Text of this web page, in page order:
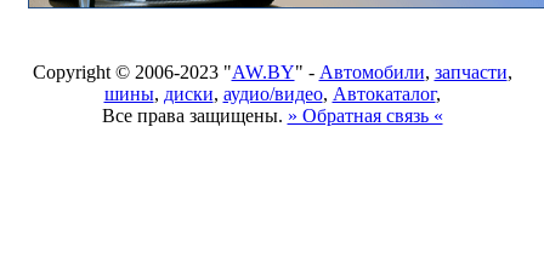
Copyright © 2006-2023 "AW.BY" - Автомобили, запчасти,
шины, диски, аудио/видео, Автокаталог,
Все права защищены. » Обратная связь «